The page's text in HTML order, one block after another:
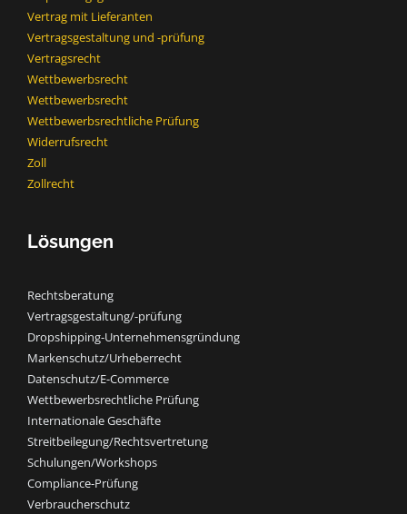
Vertrag mit Lieferanten
Vertragsgestaltung und -prüfung
Vertragsrecht
Wettbewerbsrecht
Wettbewerbsrecht​
Wettbewerbsrechtliche Prüfung
Widerrufsrecht
Zoll
Zollrecht
Lösungen
Rechtsberatung
Vertragsgestaltung/-prüfung
Dropshipping-Unternehmensgründung
Markenschutz/Urheberrecht
Datenschutz/E-Commerce
Wettbewerbsrechtliche Prüfung
Internationale Geschäfte
Streitbeilegung/Rechtsvertretung
Schulungen/Workshops
Compliance-Prüfung
Verbraucherschutz